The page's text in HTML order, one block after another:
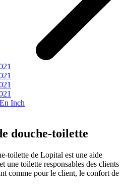
douche-toilette
toilette de Lopital est une aide
une toilette responsables des clients
comme pour le client, le confort de